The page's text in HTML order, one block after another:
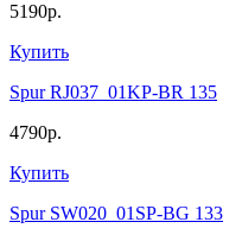
5190р.
Купить
Spur RJ037_01KP-BR 135
4790р.
Купить
Spur SW020_01SP-BG 133